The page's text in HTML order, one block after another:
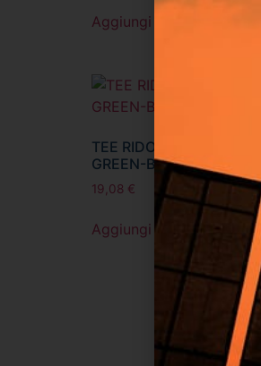
Aggiungi al carrello
TEE RIDOTTO D.63-25-63
GREEN-BLUE-LILAC PIPE
19,08 €
Aggiungi al carrello